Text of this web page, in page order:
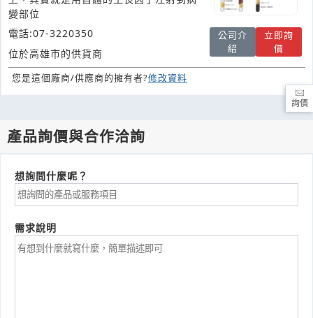
變部位
電話:07-3220350
位於高雄市的供貨商
公司介
紹
立即詢
價
您是這個廠商/供應商的擁有者?修改資料
產品詢價與合作洽詢
想詢問什麼呢？
需求說明
詢價